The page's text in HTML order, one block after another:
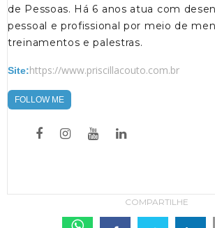
de Pessoas. Há 6 anos atua com
pessoal e profissional por meio de
treinamentos e palestras.
Site:https://www.priscillacouto.com.br
FOLLOW ME
COMPARTILHE